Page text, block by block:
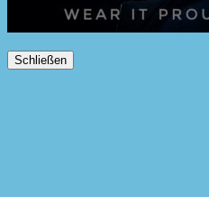
Schließen